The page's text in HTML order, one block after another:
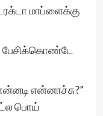
மாப்ளைக்கு
என்னாச்சு?”
பொய்